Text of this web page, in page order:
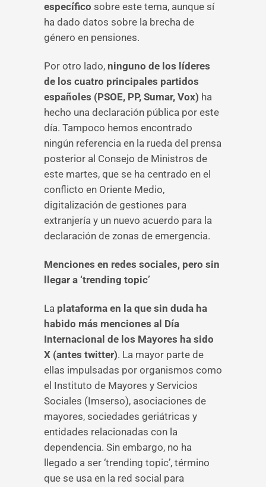
específico sobre este tema, aunque sí
ha dado datos sobre la brecha de
género en pensiones.
Por otro lado, ninguno de los líderes
de los cuatro principales partidos
españoles (PSOE, PP, Sumar, Vox) ha
hecho una declaración pública por este
día. Tampoco hemos encontrado
ningún referencia en la rueda del prensa
posterior al Consejo de Ministros de
este martes, que se ha centrado en el
conflicto en Oriente Medio,
digitalización de gestiones para
extranjería y un nuevo acuerdo para la
declaración de zonas de emergencia.
Menciones en redes sociales, pero sin
llegar a ‘trending topic’
La plataforma en la que sin duda ha
habido más menciones al Día
Internacional de los Mayores ha sido
X (antes twitter). La mayor parte de
ellas impulsadas por organismos como
el Instituto de Mayores y Servicios
Sociales (Imserso), asociaciones de
mayores, sociedades geriátricas y
entidades relacionadas con la
dependencia. Sin embargo, no ha
llegado a ser ‘trending topic’, término
que se usa en la red social para